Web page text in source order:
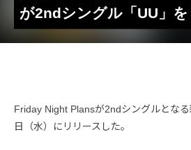
が2ndシングル「UU」を
Friday Night Plansが2ndシングルとな
日（水）にリリースした。